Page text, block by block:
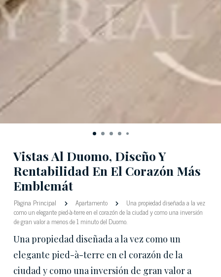
Vistas Al Duomo, Diseño Y
Rentabilidad En El Corazón Más
Emblemát
Pàgina Principal Apartamento
Una propiedad diseñada a la vez
como un elegante pied-à-terre en el corazón de la ciudad y como una inversión
de gran valor a menos de 1 minuto del Duomo.
Una propiedad diseñada a la vez como un
elegante pied-à-terre en el corazón de la
ciudad y como una inversión de gran valor a